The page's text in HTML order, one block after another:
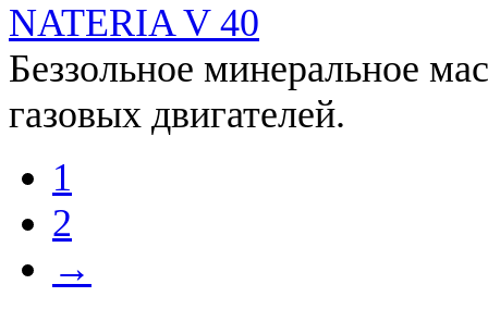
NATERIA V 40
Беззольное минеральное
газовых двигателей.
1
2
→